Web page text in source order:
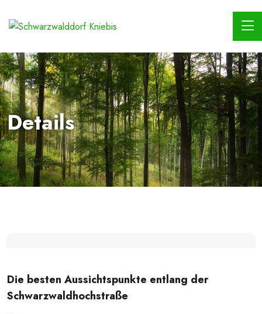
Details
Die besten Aussichtspunkte entlang der
Schwarzwaldhochstraße